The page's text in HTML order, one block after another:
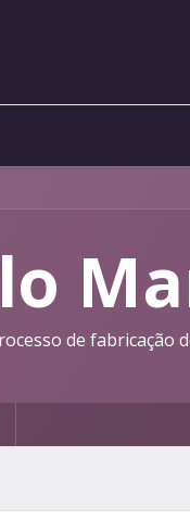
de fabricação